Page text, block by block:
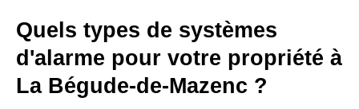
Quels types de systèmes
d'alarme pour votre propriété à
La Bégude-de-Mazenc ?